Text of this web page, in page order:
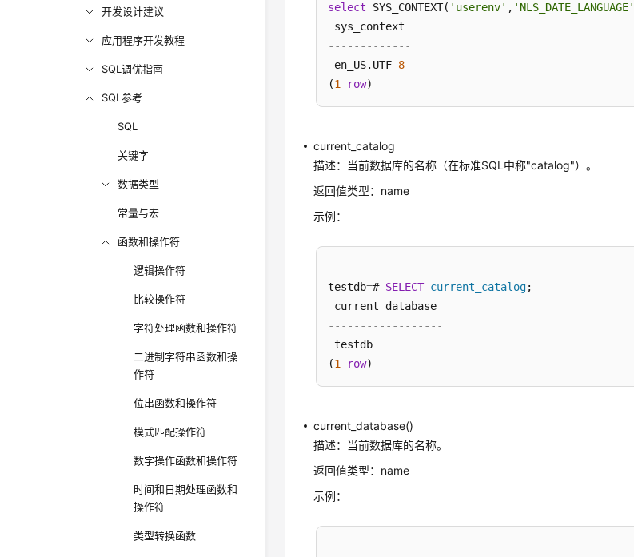
开发设计建议
应用程序开发教程
SQL调优指南
SQL参考
SQL
关键字
数据类型
常量与宏
函数和操作符
逻辑操作符
比较操作符
字符处理函数和操作符
二进制字符串函数和操
作符
位串函数和操作符
模式匹配操作符
数字操作函数和操作符
时间和日期处理函数和
操作符
类型转换函数
select SYS_CONTEXT( 'userenv' , 'NLS_DATE_LANGUAGE'
-------------
en_US.UTF-8
(1 row
current_catalog
描述：当前数据库的名称（在标准SQL中称"catalog"）。
返回值类型：name
示例：
testdb=# SELECT current_catalog;
------------------
testdb
(1 row
current_database()
描述：当前数据库的名称。
返回值类型：name
示例：